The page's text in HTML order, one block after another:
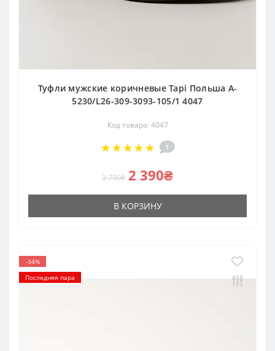
Туфли мужские коричневые Tapi Польша A-
5230/L26-309-3093-105/1 4047
Код товара: 4047
1
3 790₴ 2 390₴
В КОРЗИНУ
-34%
Последняя пара